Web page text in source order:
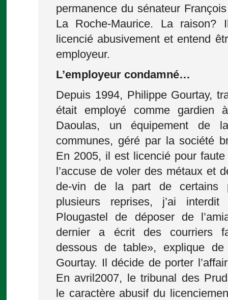
permanence du sénateur
La Roche-Maurice. La raison?
licencié abusivement et entend
employeur.
L’employeur condamné…
Depuis 1994, Philippe Gourtay,
était employé comme gardien
Daoulas, un équipement de
communes, géré par la société
En 2005, il est licencié pour faute
l’accuse de voler des métaux et
de-vin de la part de certains
plusieurs reprises, j’ai
Plougastel de déposer de
dernier a écrit des courriers
dessous de table», explique
Gourtay. Il décide de porter
En avril2007, le tribunal des
le caractère abusif du